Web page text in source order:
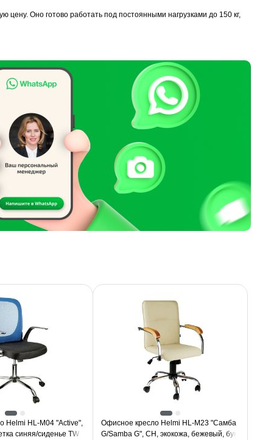
Оно готово работать под постоянными нагрузками до 150 кг,
Helmi HL-M04 "Active",
синяя/сиденье TW
Офисное кресло Helmi HL-M23 "Самба
G/Samba G", CH, экокожа, бежевый, бук,